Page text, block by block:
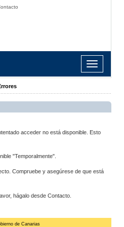
Toggle
navigation
acceder no está disponible. Esto
"Temporalmente".
Compruebe y asegúrese de que está
hágalo desde Contacto.
de Canarias